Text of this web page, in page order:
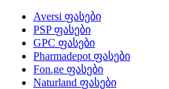
Aversi ფასები
PSPფასები
GPC ფასები
Pharmadepot ფასები
Fon.ge ფასები
Naturland ფასები